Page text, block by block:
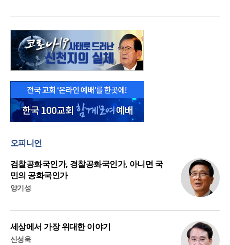
오피니언
검찰공화국인가, 경찰공화국인가, 아니면 국
민의 공화국인가
양기성
세상에서 가장 위대한 이야기
신성욱